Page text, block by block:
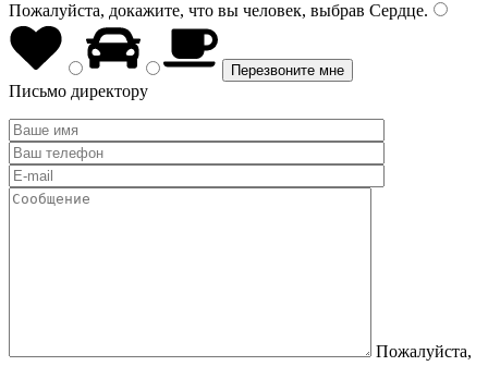
Пожалуйста, докажите, что вы человек, выбрав Сердце.
Письмо директору
Пожалуйста,